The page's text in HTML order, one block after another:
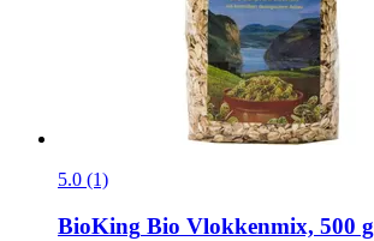
5.0 (1)
BioKing Bio Vlokkenmix, 500 g